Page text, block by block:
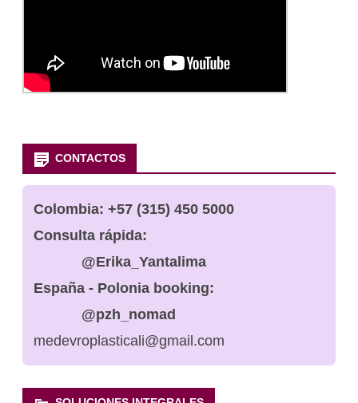
CONTACTOS
Colombia: +57 (315) 450 5000
Consulta rápida:
@Erika_Yantalima
España - Polonia booking:
@pzh_nomad
medevroplasticali@gmail.com